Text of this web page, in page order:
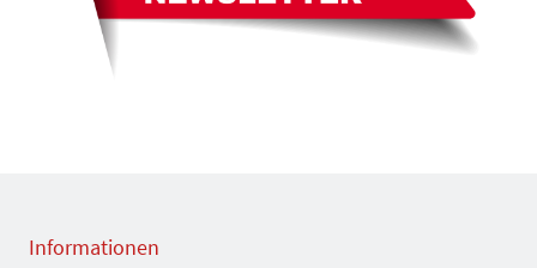
Informationen